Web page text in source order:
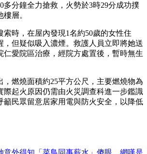
多分鐘全力搶救，火勢於3時29分成功撲
層。
索時，在屋內發現1名約50歲的女性住
，但疑似吸入濃煙。救護人員立即將她送
仁愛院區治療，經院方處置後，暫時無生
，燃燒面積約25平方公尺，主要燃燒物為
際起火原因仍需由火災調查科進一步鑑識
籲民眾留意居家用電與防火安全，以降低
意外得知「菜鳥同事薪水」傻眼 網嘆是